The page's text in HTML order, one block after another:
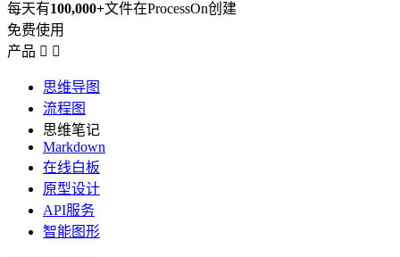
每天有100,000+文件在ProcessOn创建
免费使用
产品  
思维导图
流程图
思维笔记
Markdown
在线白板
原型设计
API服务
智能图形